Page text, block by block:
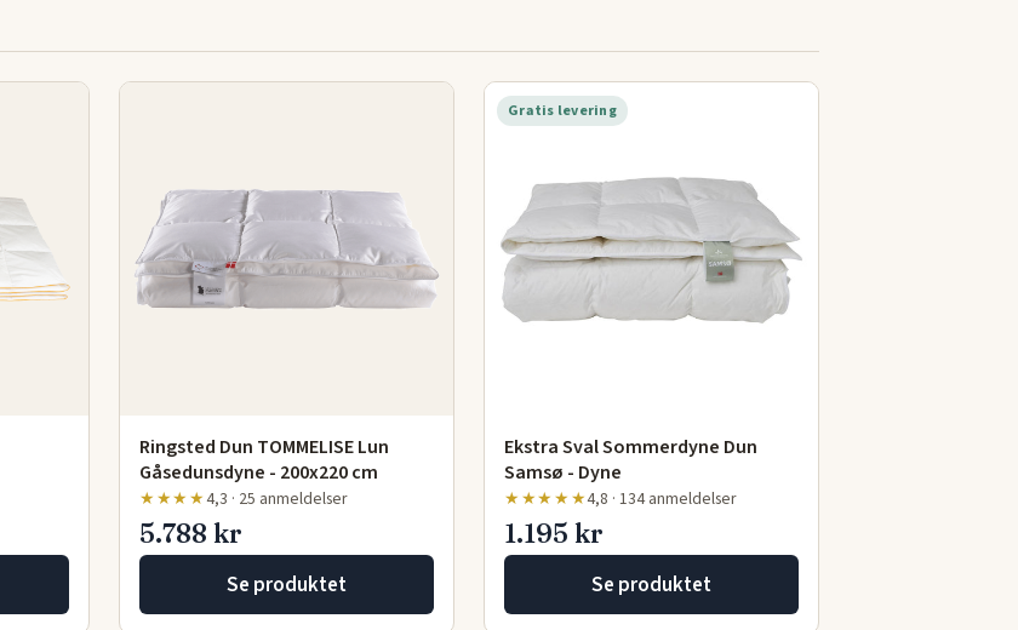
Ringsted Dun TOMMELISE Lun
Gåsedunsdyne - 200x220 cm
★★★★4,3 · 25 anmeldelser
5.788 kr
Se produktet
Gratis levering
Ekstra Sval Sommerdyne Dun
Samsø - Dyne
★★★★★4,8 · 134 anmeldelser
1.195 kr
Se produktet